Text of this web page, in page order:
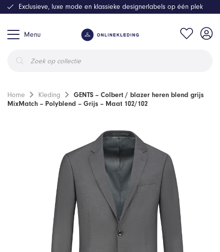
Menu
zoeken
Exclusieve, luxe mode en klassieke designerlabels op één plek
Home Kleding
GENTS – Colbert / blazer heren blend grijs
MixMatch – Polyblend – Grijs – Maat 102/102